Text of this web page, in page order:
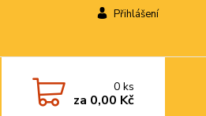
Přihlášení
0ks
za 0,00 Kč